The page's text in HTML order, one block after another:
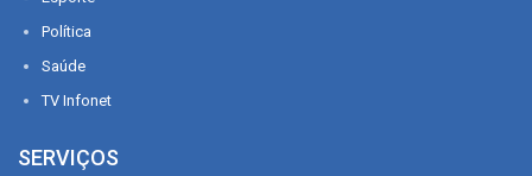
Política
Saúde
TV Infonet
SERVIÇOS